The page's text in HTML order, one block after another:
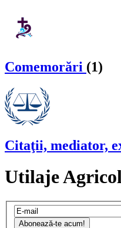
Comemorări (1)
Citaţii, mediator,
Utilaje
Abonează-te acum!